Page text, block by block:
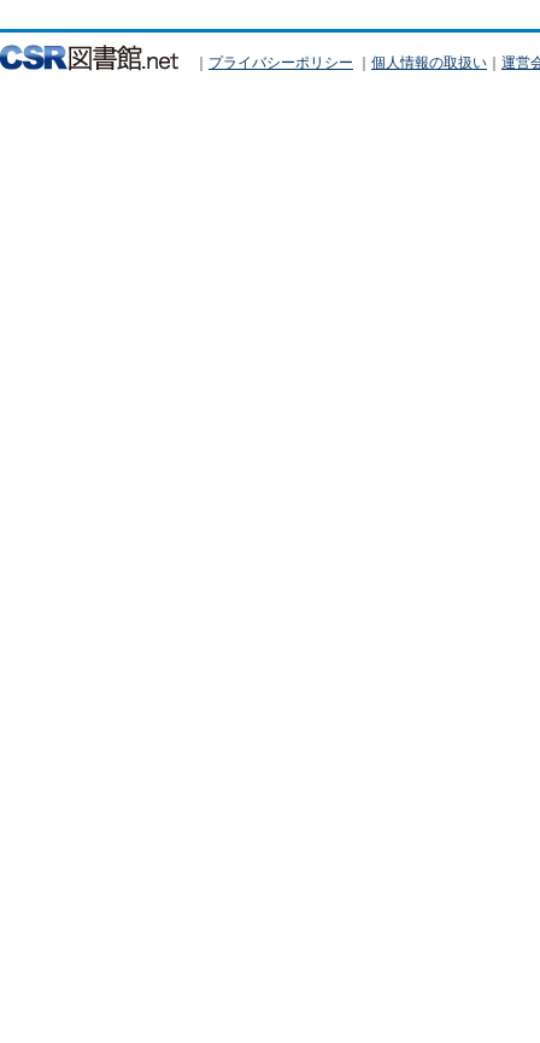
｜ プライバシーポリシー ｜ 個人情報の取扱い ｜ 運営